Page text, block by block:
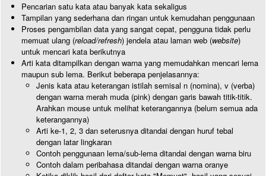
Pencarian satu kata atau banyak kata sekaligus
Tampilan yang sederhana dan ringan untuk kemudahan penggunaan
Proses pengambilan data yang sangat cepat, pengguna tidak perlu
memuat ulang (reload/refresh) jendela atau laman web (website)
untuk mencari kata berikutnya
Arti kata ditampilkan dengan warna yang memudahkan mencari lema
maupun sub lema. Berikut beberapa penjelasannya:
Jenis kata atau keterangan istilah semisal n (nomina), v (verba)
dengan warna merah muda (pink) dengan garis bawah titik-titik.
Arahkan mouse untuk melihat keterangannya (belum semua ada
keterangannya)
Arti ke-1, 2, 3 dan seterusnya ditandai dengan huruf tebal
dengan latar lingkaran
Contoh penggunaan lema/sub-lema ditandai dengan warna biru
Contoh dalam peribahasa ditandai dengan warna oranye